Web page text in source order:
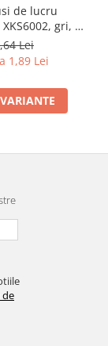
de lucru
gri, cu
PU pentru
Lei
1,89 Lei
de